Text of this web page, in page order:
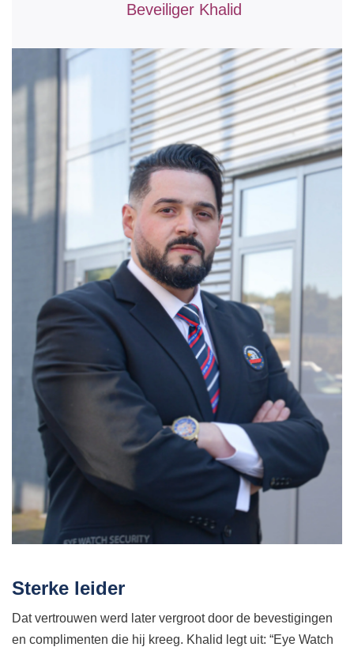
Beveiliger Khalid
Sterke leider
Dat vertrouwen werd later vergroot door de bevestigingen
en complimenten die hij kreeg. Khalid legt uit: “Eye Watch